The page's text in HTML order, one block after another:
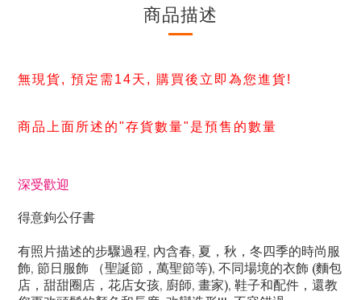
商品描述
無現貨, 預定需14天, 購買後立即為您進貨!
商品上面所述的"存貨數量"是預售的數量
深受歡迎
得意鉤公仔書
有照片描述的步驟過程, 內含春, 夏，秋，冬四季的時尚服
飾, 節日服飾 （聖誕節，萬聖節等), 不同場境的衣飾 (麵包
店，甜甜圈店，花店女孩, 廚師, 畫家), 鞋子和配件，還教